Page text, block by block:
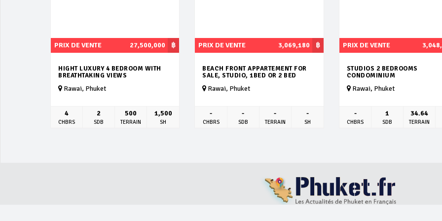
฿
PRIX DE VENTE 27,500,000
HIGHT LUXURY 4 BEDROOM WITH
BREATHTAKING VIEWS
Rawai, Phuket
4
CHBRS
2
SDB
500
TERRAIN
1,500
SH
฿
PRIX DE VENTE 3,069,180
BEACH FRONT APPARTEMENT FOR
SALE, STUDIO, 1BED OR 2 BED
Rawai, Phuket
-
CHBRS
-
SDB
-
TERRAIN
-
SH
PRIX DE VENTE
STUDIOS 2 BEDROOMS
CONDOMINIUM
Rawai, Phuket
-
CHBRS
1
SDB
34.64
TERRAIN